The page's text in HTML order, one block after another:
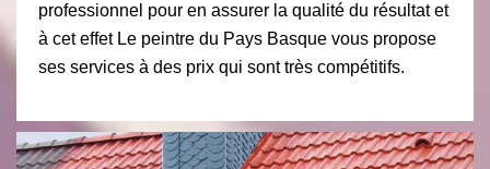
professionnel pour en assurer la qualité du résultat et
à cet effet Le peintre du Pays Basque vous propose
ses services à des prix qui sont très compétitifs.